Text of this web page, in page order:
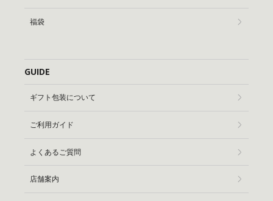
福袋
GUIDE
ギフト包装について
ご利用ガイド
よくあるご質問
店舗案内